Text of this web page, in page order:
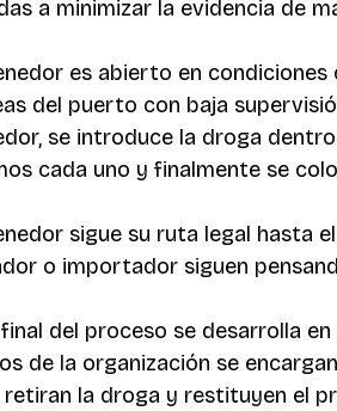
a minimizar la evidencia de
es abierto en
del puerto con baja
se introduce la droga
cada uno y finalmente se
sigue su ruta legal hasta
o importador siguen
del proceso se desarrolla
de la organización se
retiran la droga y restituyen el